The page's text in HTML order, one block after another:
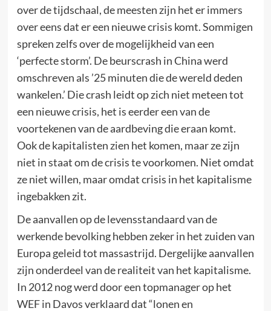
over de tijdschaal, de meesten zijn het er immers
over eens dat er een nieuwe crisis komt. Sommigen
spreken zelfs over de mogelijkheid van een
‘perfecte storm’. De beurscrash in China werd
omschreven als ’25 minuten die de wereld deden
wankelen.’ Die crash leidt op zich niet meteen tot
een nieuwe crisis, het is eerder een van de
voortekenen van de aardbeving die eraan komt.
Ook de kapitalisten zien het komen, maar ze zijn
niet in staat om de crisis te voorkomen. Niet omdat
ze niet willen, maar omdat crisis in het kapitalisme
ingebakken zit.
De aanvallen op de levensstandaard van de
werkende bevolking hebben zeker in het zuiden van
Europa geleid tot massastrijd. Dergelijke aanvallen
zijn onderdeel van de realiteit van het kapitalisme.
In 2012 nog werd door een topmanager op het
WEF in Davos verklaard dat “lonen en